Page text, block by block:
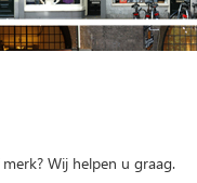
Wij helpen u graag.